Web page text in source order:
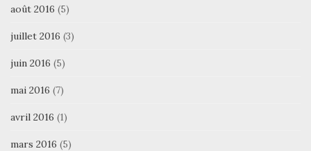
août 2016 (5)
juillet 2016 (3)
juin 2016 (5)
mai 2016 (7)
avril 2016 (1)
mars 2016 (5)